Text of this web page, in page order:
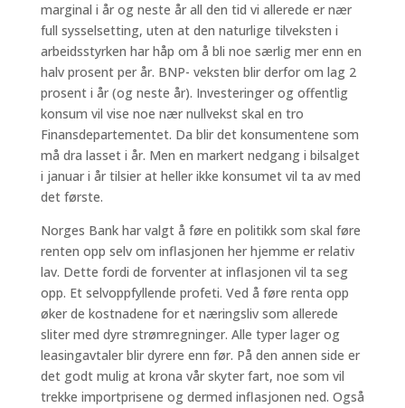
marginal i år og neste år all den tid vi allerede er nær
full sysselsetting, uten at den naturlige tilveksten i
arbeidsstyrken har håp om å bli noe særlig mer enn en
halv prosent per år. BNP- veksten blir derfor om lag 2
prosent i år (og neste år). Investeringer og offentlig
konsum vil vise noe nær nullvekst skal en tro
Finansdepartementet. Da blir det konsumentene som
må dra lasset i år. Men en markert nedgang i bilsalget
i januar i år tilsier at heller ikke konsumet vil ta av med
det første.
Norges Bank har valgt å føre en politikk som skal føre
renten opp selv om inflasjonen her hjemme er relativ
lav. Dette fordi de forventer at inflasjonen vil ta seg
opp. Et selvoppfyllende profeti. Ved å føre renta opp
øker de kostnadene for et næringsliv som allerede
sliter med dyre strømregninger. Alle typer lager og
leasingavtaler blir dyrere enn før. På den annen side er
det godt mulig at krona vår skyter fart, noe som vil
trekke importprisene og dermed inflasjonen ned. Også